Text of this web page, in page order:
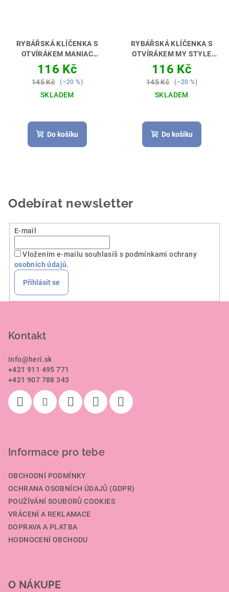
RYBÁŘSKÁ KLÍČENKA S
OTVÍRÁKEM MANIAC
ZANDER [CANDÁT]
PERFEKTNÍ DÁREK PRO
RYBÁŘE 🎣🎁
116 Kč
145 Kč (–20 %)
SKLADEM
Do košíku
RYBÁŘSKÁ KLÍČENKA S
OTVÍRÁKEM MY STYLE
CARP FISHING [KAPRAŘ]
PERFEKTNÍ DÁREK PRO
RYBÁŘE 🎣🎁
116 Kč
145 Kč (–20 %)
SKLADEM
Do košíku
Odebírat newsletter
E-mail
Vložením e-mailu souhlasíš s podmínkami ochrany
osobních údajů.
Přihlásit se
Kontakt
info@heri.sk
+421 911 495 771
+421 907 788 343
Informace pro tebe
OBCHODNÍ PODMÍNKY
OCHRANA OSOBNÍCH ÚDAJŮ (GDPR)
POUŽÍVÁNÍ SOUBORŮ COOKIES
VRÁCENÍ A REKLAMACE
DOPRAVA A PLATBA
HODNOCENÍ OBCHODU
O NÁKUPE